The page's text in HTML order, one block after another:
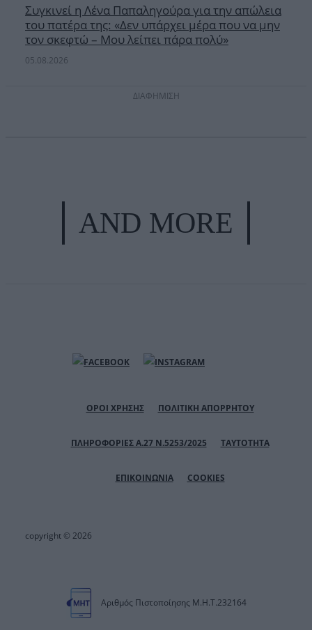
Συγκινεί η Λένα Παπαληγούρα για την απώλεια
του πατέρα της: «Δεν υπάρχει μέρα που να μην
τον σκεφτώ – Μου λείπει πάρα πολύ»
05.08.2026
ΔΙΑΦΗΜΙΣΗ
AND MORE
ΟΡΟΙ ΧΡΗΣΗΣ ΠΟΛΙΤΙΚΗ ΑΠΟΡΡΗΤΟΥ
ΠΛΗΡΟΦΟΡΙΕΣ Α.27 Ν.5253/2025 ΤΑΥΤΟΤΗΤΑ
ΕΠΙΚΟΙΝΩΝΙΑ COOKIES
copyright © 2026
Αριθμός Πιστοποίησης Μ.Η.Τ.232164